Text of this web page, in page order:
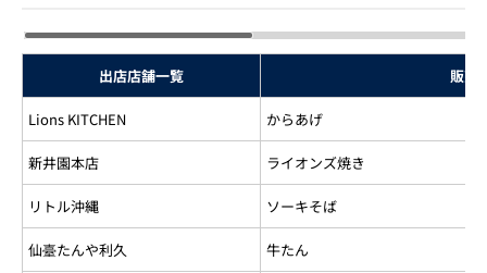
出店店舗一覧 販売
Lions KITCHEN からあげ
新井園本店 ライオンズ焼き
リトル沖縄 ソーキそば
仙臺たんや利久 牛たん